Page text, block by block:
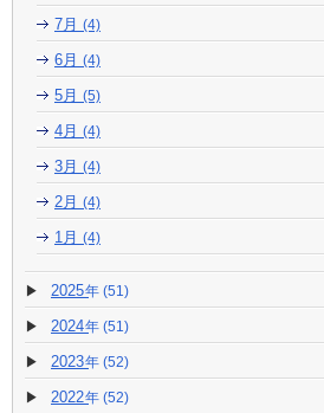
7月 (4)
6月 (4)
5月 (5)
4月 (4)
3月 (4)
2月 (4)
1月 (4)
2025 (51)
2024 (51)
2023 (52)
2022 (52)